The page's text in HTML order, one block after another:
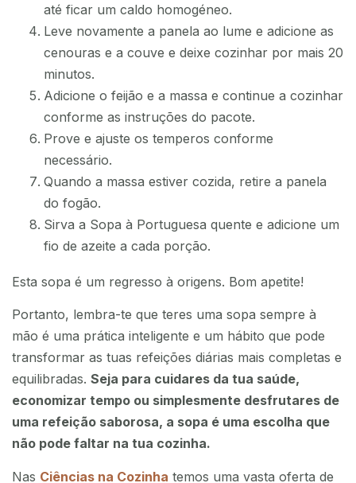
até ficar um caldo homogéneo.
Leve novamente a panela ao lume e adicione as
cenouras e a couve e deixe cozinhar por mais 20
minutos.
Adicione o feijão e a massa e continue a cozinhar
conforme as instruções do pacote.
Prove e ajuste os temperos conforme
necessário.
Quando a massa estiver cozida, retire a panela
do fogão.
Sirva a Sopa à Portuguesa quente e adicione um
fio de azeite a cada porção.
Esta sopa é um regresso à origens. Bom apetite!
Portanto, lembra-te que teres uma sopa sempre à
mão é uma prática inteligente e um hábito que pode
transformar as tuas refeições diárias mais completas e
equilibradas. Seja para cuidares da tua saúde,
economizar tempo ou simplesmente desfrutares de
uma refeição saborosa, a sopa é uma escolha que
não pode faltar na tua cozinha.
Nas Ciências na Cozinha temos uma vasta oferta de